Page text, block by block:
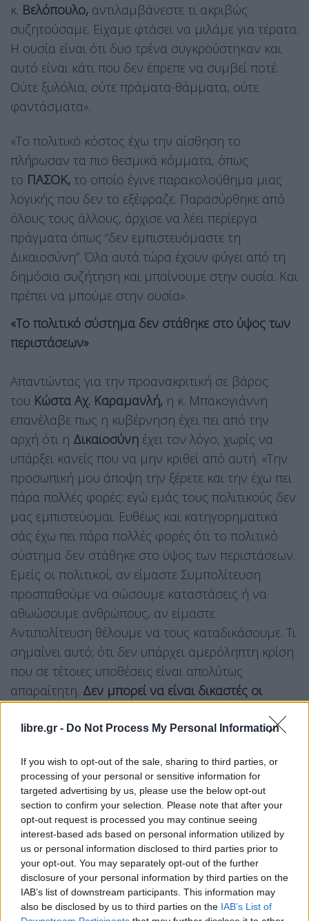
libre.gr - Do Not Process My Personal Information
If you wish to opt-out of the sale, sharing to third parties, or
processing of your personal or sensitive information for
targeted advertising by us, please use the below opt-out
section to confirm your selection. Please note that after your
opt-out request is processed you may continue seeing
interest-based ads based on personal information utilized by
us or personal information disclosed to third parties prior to
your opt-out. You may separately opt-out of the further
disclosure of your personal information by third parties on the
IAB’s list of downstream participants. This information may
also be disclosed by us to third parties on the IAB’s List of
κ. Βελόπουλο, αντιλαμβάνεστε τι ακριβώς
συζητούσαμε. Είχαμε φτάσει να μιλάμε για τέρατα.
Η ουσία είναι ότι δυο τρένα συγκρούστηκαν και
αυτό είναι κάτι που δεν έπρεπε να συμβεί ποτέ.
Ούτε ξυλόλια, ούτε πράματα-θάμματα, ούτε
φαντάσματα».
«Το πολιτικό κόστος έχω την αίσθηση το
πλήρωσαν τα πιο θεσμικά κόμματα, όπως
το ΠΑΣΟΚ, το οποίο έγινε παρακολούθημα μιας
λογικής που δεν το εξέφραζε. Παρασύρθηκε από
όλους τους άλλους, άρχισε να λέει περίεργα
πράγματα όπως “δεν εμπιστευόμαστε τη
Δικαιοσύνη”. Όλα αυτά τώρα έχουν φύγει από τη
δημόσια συζήτηση και μπαίνουμε στην ουσία. Και
πρέπει να μπούμε στην ουσία».
«Το πολιτικό σύστημα δεν στάθηκε στο ύψος των
περιστάσεων»
Απαντώντας για την προανακριτική σε βάρος
του Κώστα Αχ. Καραμανλή, η κ. Μπακογιάννη
επανέλαβε πως η κυβέρνηση έχει πει από την
αρχή ότι η Δικαιοσύνη έχει τον λόγο, χωρίς να
υπάρξει κανείς που να μην κριθεί από αυτή. «Την
προσωπική μου άποψη την ξέρετε και την έχω πει
πάρα πολλές φορές: εγώ εμάς τους πολιτικούς δεν
μας εμπιστεύομαι. Ευθέως και κατηγορηματικά
σάς έχω πει πάρα πολλές φορές ότι το πολιτικό
σύστημα δεν στάθηκε στο ύψος των περιστάσεων.
Εμείς οι πολιτικοί, αν είμαστε Συμπολίτευση
προσπαθούμε να σώσουμε καταστάσεις ή να
αθωώσουμε ανθρώπους, αν είμαστε
Αντιπολίτευση θέλουμε να τους καταδικάσουμε. Τι
σημαίνει αυτό; ότι δεν υπάρχει αμερόληπτη κρίση
που σε τέτοιες υποθέσεις είναι απολύτως
απαραίτητη. Δεν μπορεί να είναι δικαστές οι
δικαστή».
«Δεν καταργούμε καθόλου τις προανακριτικές. Θα
συζητηθεί η προανακριτική επιτροπή όπως
αρμόζει. Αυτό βεβαίως είναι στη διακριτική
ευχέρεια του ίδιου του κ. Καραμανλή. Θα
συζητηθεί λοιπόν, θα συσταθεί και από εκεί και
πέρα εάν η ΝΔ ως η πλειοψηφούσα δύναμη
αποφασίσει “περάστε παρακαλώ στο Δικαστικό
Συμβούλιο να σας κρίνει”, θα γίνει έτσι. Κι εγώ θα